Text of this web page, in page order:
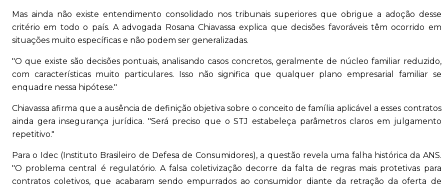
Mas ainda não existe entendimento consolidado nos tribunais superiores que obrigue a adoção desse
critério em todo o país. A advogada Rosana Chiavassa explica que decisões favoráveis têm ocorrido em
situações muito específicas e não podem ser generalizadas.
"O que existe são decisões pontuais, analisando casos concretos, geralmente de núcleo familiar reduzido,
com características muito particulares. Isso não significa que qualquer plano empresarial familiar se
enquadre nessa hipótese."
Chiavassa afirma que a ausência de definição objetiva sobre o conceito de família aplicável a esses contratos
ainda gera insegurança jurídica. "Será preciso que o STJ estabeleça parâmetros claros em julgamento
repetitivo."
Para o Idec (Instituto Brasileiro de Defesa de Consumidores), a questão revela uma falha histórica da ANS.
"O problema central é regulatório. A falsa coletivização decorre da falta de regras mais protetivas para
contratos coletivos, que acabaram sendo empurrados ao consumidor diante da retração da oferta de